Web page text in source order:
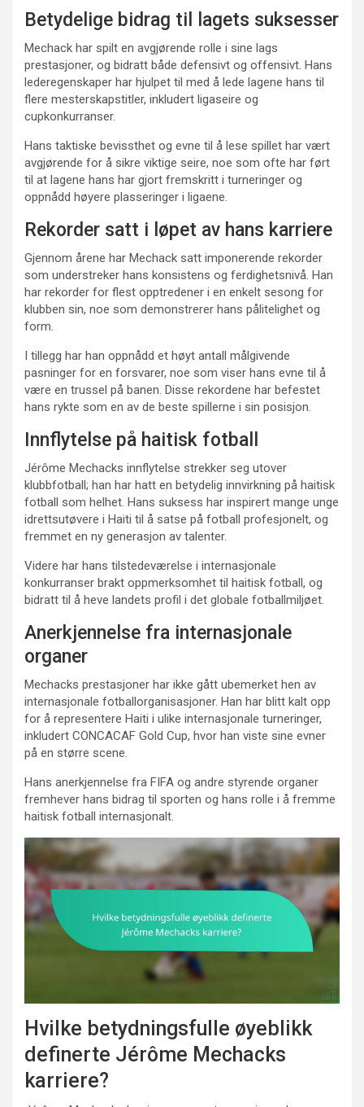
Betydelige bidrag til lagets suksesser
Mechack har spilt en avgjørende rolle i sine lags
prestasjoner, og bidratt både defensivt og offensivt. Hans
lederegenskaper har hjulpet til med å lede lagene hans til
flere mesterskapstitler, inkludert ligaseire og
cupkonkurranser.
Hans taktiske bevissthet og evne til å lese spillet har vært
avgjørende for å sikre viktige seire, noe som ofte har ført
til at lagene hans har gjort fremskritt i turneringer og
oppnådd høyere plasseringer i ligaene.
Rekorder satt i løpet av hans karriere
Gjennom årene har Mechack satt imponerende rekorder
som understreker hans konsistens og ferdighetsnivå. Han
har rekorder for flest opptredener i en enkelt sesong for
klubben sin, noe som demonstrerer hans pålitelighet og
form.
I tillegg har han oppnådd et høyt antall målgivende
pasninger for en forsvarer, noe som viser hans evne til å
være en trussel på banen. Disse rekordene har befestet
hans rykte som en av de beste spillerne i sin posisjon.
Innflytelse på haitisk fotball
Jérôme Mechacks innflytelse strekker seg utover
klubbfotball; han har hatt en betydelig innvirkning på haitisk
fotball som helhet. Hans suksess har inspirert mange unge
idrettsutøvere i Haiti til å satse på fotball profesjonelt, og
fremmet en ny generasjon av talenter.
Videre har hans tilstedeværelse i internasjonale
konkurranser brakt oppmerksomhet til haitisk fotball, og
bidratt til å heve landets profil i det globale fotballmiljøet.
Anerkjennelse fra internasjonale
organer
Mechacks prestasjoner har ikke gått ubemerket hen av
internasjonale fotballorganisasjoner. Han har blitt kalt opp
for å representere Haiti i ulike internasjonale turneringer,
inkludert CONCACAF Gold Cup, hvor han viste sine evner
på en større scene.
Hans anerkjennelse fra FIFA og andre styrende organer
fremhever hans bidrag til sporten og hans rolle i å fremme
haitisk fotball internasjonalt.
Hvilke betydningsfulle øyeblikk
definerte Jérôme Mechacks
karriere?